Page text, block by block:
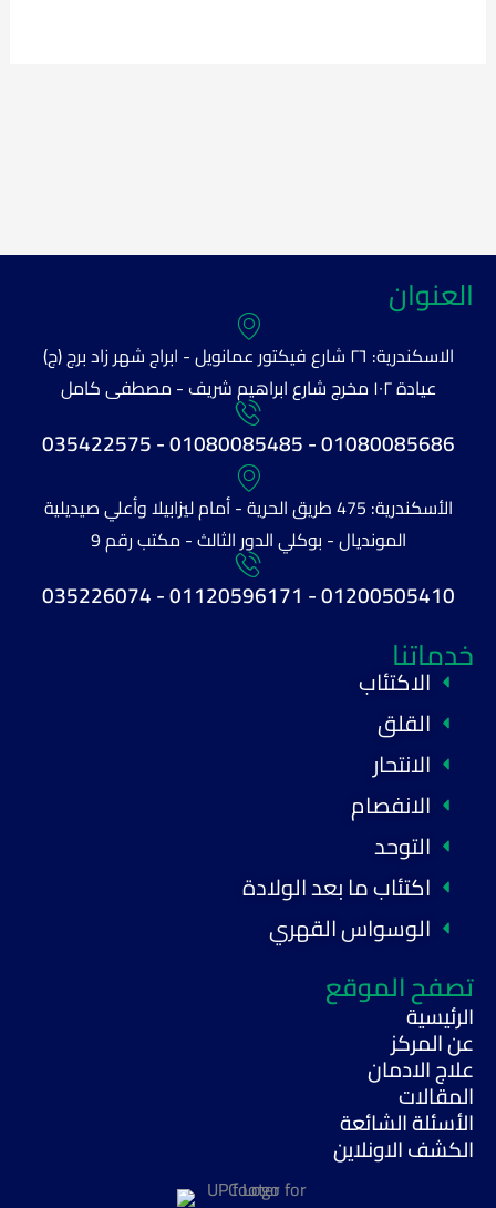
العنوان
الاسكندرية: ٢٦ شارع فيكتور عمانويل - ابراج شهر زاد برج (ج)
عيادة ١٠٢ مخرج شارع ابراهيم شريف - مصطفى كامل
01080085686 - 01080085485 - 035422575
الأسكندرية: 475 طريق الحرية - أمام ليزابيلا وأعلي صيديلية
المونديال - بوكلي الدور الثالث - مكتب رقم 9
01200505410 - 01120596171 - 035226074
خدماتنا
الاكتئاب
القلق
الانتحار
الانفصام
التوحد
اكتئاب ما بعد الولادة
الوسواس القهري
تصفح الموقع
الرئيسية
عن المركز
علاج الادمان
المقالات
الأسئلة الشائعة
الكشف الاونلاين